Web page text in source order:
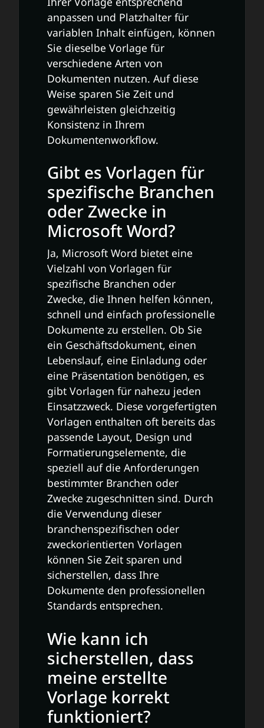
anpassen und Platzhalter für
variablen Inhalt einfügen, können
Sie dieselbe Vorlage für
verschiedene Arten von
Dokumenten nutzen. Auf diese
Weise sparen Sie Zeit und
gewährleisten gleichzeitig
Konsistenz in Ihrem
Dokumentenworkflow.
Gibt es Vorlagen für
spezifische Branchen
oder Zwecke in
Microsoft Word?
Ja, Microsoft Word bietet eine
Vielzahl von Vorlagen für
spezifische Branchen oder
Zwecke, die Ihnen helfen können,
schnell und einfach professionelle
Dokumente zu erstellen. Ob Sie
ein Geschäftsdokument, einen
Lebenslauf, eine Einladung oder
eine Präsentation benötigen, es
gibt Vorlagen für nahezu jeden
Einsatzzweck. Diese vorgefertigten
Vorlagen enthalten oft bereits das
passende Layout, Design und
Formatierungselemente, die
speziell auf die Anforderungen
bestimmter Branchen oder
Zwecke zugeschnitten sind. Durch
die Verwendung dieser
branchenspezifischen oder
zweckorientierten Vorlagen
können Sie Zeit sparen und
sicherstellen, dass Ihre
Dokumente den professionellen
Standards entsprechen.
Wie kann ich
sicherstellen, dass
meine erstellte
Vorlage korrekt
funktioniert?